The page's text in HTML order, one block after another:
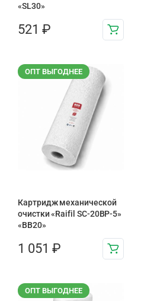
«SL30»
521 ₽
ОПТ ВЫГОДНЕЕ
Картридж механической
очистки «Raifil SC-20BP-5»
«BB20»
1 051 ₽
ОПТ ВЫГОДНЕЕ